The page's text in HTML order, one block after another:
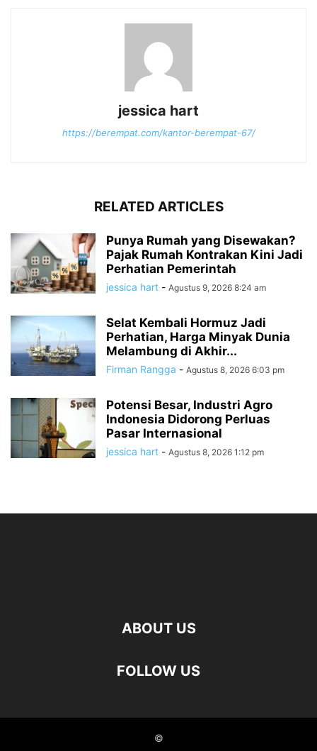
jessica hart
https://berempat.com/kantor-berempat-67/
RELATED ARTICLES
Punya Rumah yang Disewakan?
Pajak Rumah Kontrakan Kini Jadi
Perhatian Pemerintah
jessica hart - Agustus 9, 2026 8:24 am
Selat Kembali Hormuz Jadi
Perhatian, Harga Minyak Dunia
Melambung di Akhir...
Firman Rangga - Agustus 8, 2026 6:03 pm
Potensi Besar, Industri Agro
Indonesia Didorong Perluas
Pasar Internasional
jessica hart - Agustus 8, 2026 1:12 pm
ABOUT US
FOLLOW US
©